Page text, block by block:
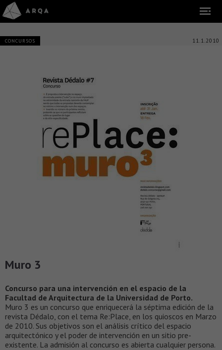
CONCURSOS 11.1.2010
Muro 3
Concurso para una intervención en el espacio de la
Facultad de Arquitectura de la Universidad de Porto.
Muro 3 es un concurso que enriquecerá la séptima edición de la
revista Dédalo, con el tema Re:Place, en los quioscos en Marzo
de 2010. Sus objetivos son el análisis crítico del espacio
arquitectónico y el poder de intervención en un sitio pre-
existente. La admisión al concurso es abierta cualquier persona.